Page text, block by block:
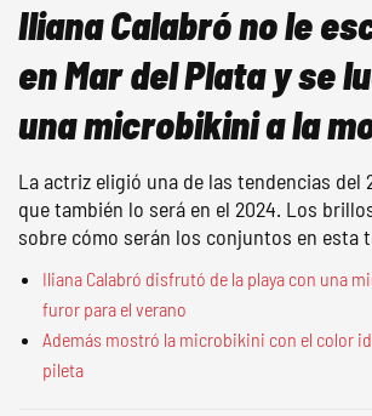
Iliana Calabró no le
en Mar del Plata y se
una microbikini a la
La actriz eligió una de las tendencias del
que también lo será en el 2024. Los
sobre cómo serán los conjuntos en esta
Iliana Calabró disfrutó de la playa con una
furor para el verano
Además mostró la microbikini con el color
pileta